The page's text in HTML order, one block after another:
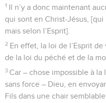
1 Il n’y a donc maintenant
qui sont en Christ-Jésus,
mais selon l’Esprit].
2 En effet, la loi de l’Esprit
de la loi du péché et de la
3 Car – chose impossible à
sans force – Dieu, en
Fils dans une chair